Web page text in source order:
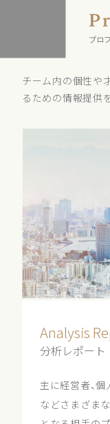
チーム内の個性や
るための情報提供
Analysis
分析レポート
主に経営者、
などさまざま